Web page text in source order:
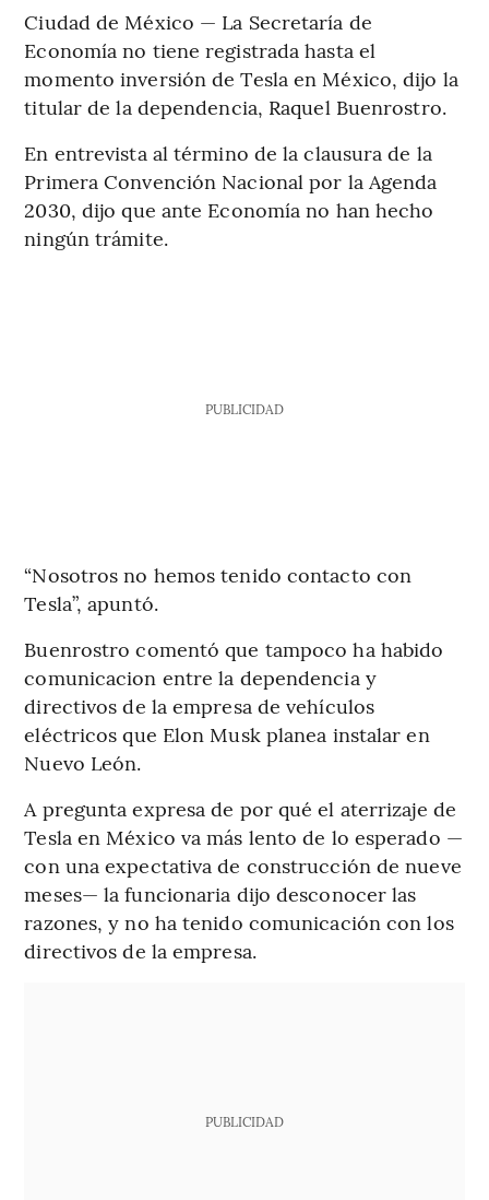
Ciudad de México — La Secretaría de
Economía no tiene registrada hasta el
momento inversión de Tesla en México, dijo la
titular de la dependencia, Raquel Buenrostro.
En entrevista al término de la clausura de la
Primera Convención Nacional por la Agenda
2030, dijo que ante Economía no han hecho
ningún trámite.
PUBLICIDAD
“Nosotros no hemos tenido contacto con
Tesla”, apuntó.
Buenrostro comentó que tampoco ha habido
comunicacion entre la dependencia y
directivos de la empresa de vehículos
eléctricos que Elon Musk planea instalar en
Nuevo León.
A pregunta expresa de por qué el aterrizaje de
Tesla en México va más lento de lo esperado —
con una expectativa de construcción de nueve
meses— la funcionaria dijo desconocer las
razones, y no ha tenido comunicación con los
directivos de la empresa.
PUBLICIDAD